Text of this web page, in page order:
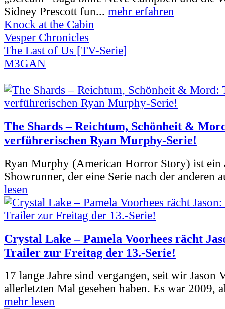
Sidney Prescott fun... mehr erfahren
Knock at the Cabin
Vesper Chronicles
The Last of Us [TV-Serie]
M3GAN
The Shards – Reichtum, Schönheit &
verführerischen Ryan Murphy-Serie!
Ryan Murphy (American Horror Story) ist ein
Showrunner, der eine Serie nach der anderen
lesen
Crystal Lake – Pamela Voorhees rächt
Trailer zur Freitag der 13.-Serie!
17 lange Jahre sind vergangen, seit wir Jason
allerletzten Mal gesehen haben. Es war 2009,
mehr lesen